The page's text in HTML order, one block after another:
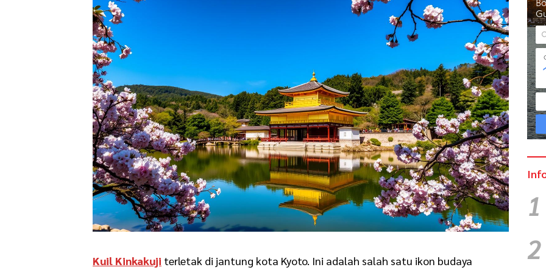
Kuil Kinkakuji terletak di jantung kota Kyoto. Ini adalah salah satu ikon budaya
1
2